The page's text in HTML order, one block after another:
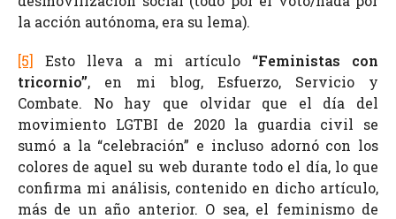
la acción autónoma, era su lema).
[5] Esto lleva a mi artículo “Feministas con
tricornio”, en mi blog, Esfuerzo, Servicio y
Combate. No hay que olvidar que el día del
movimiento LGTBI de 2020 la guardia civil se
sumó a la “celebración” e incluso adornó con los
colores de aquel su web durante todo el día, lo que
confirma mi análisis, contenido en dicho artículo,
más de un año anterior. O sea, el feminismo de